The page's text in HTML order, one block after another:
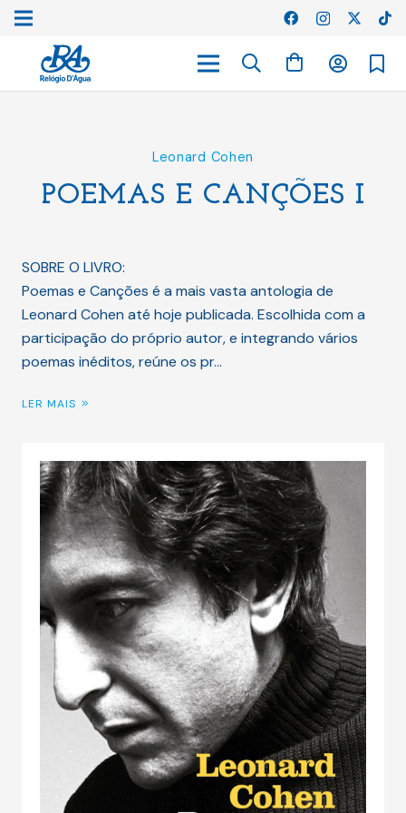
Leonard Cohen
POEMAS E CANÇÕES I
SOBRE O LIVRO:
Poemas e Canções é a mais vasta antologia de
Leonard Cohen até hoje publicada. Escolhida com a
participação do próprio autor, e integrando vários
poemas inéditos, reúne os pr…
LER MAIS